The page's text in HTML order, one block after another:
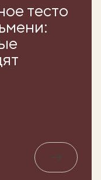
тесто
Вперед